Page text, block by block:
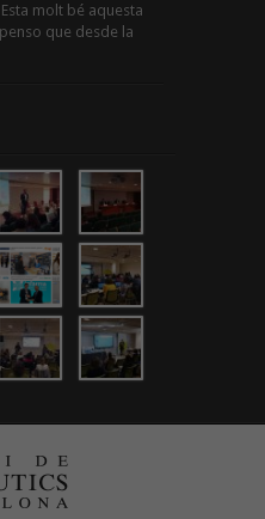
molt bé aquesta
que desde la